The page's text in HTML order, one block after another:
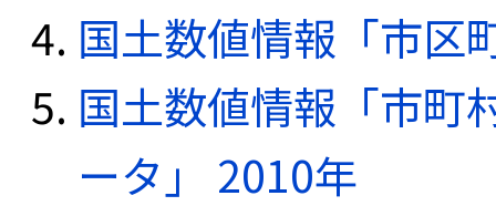
国土数値情報「市区
国土数値情報「市町
ータ」 2010年